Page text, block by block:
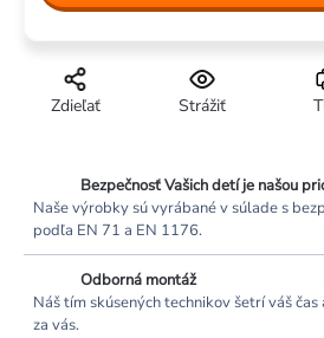
Strážiť
Zdieľať
Bezpečnosť Vašich detí je našou
Naše výrobky sú vyrábané v súlade s
podľa EN 71 a EN 1176.
Odborná montáž
Náš tím skúsených technikov šetrí váš
za vás.